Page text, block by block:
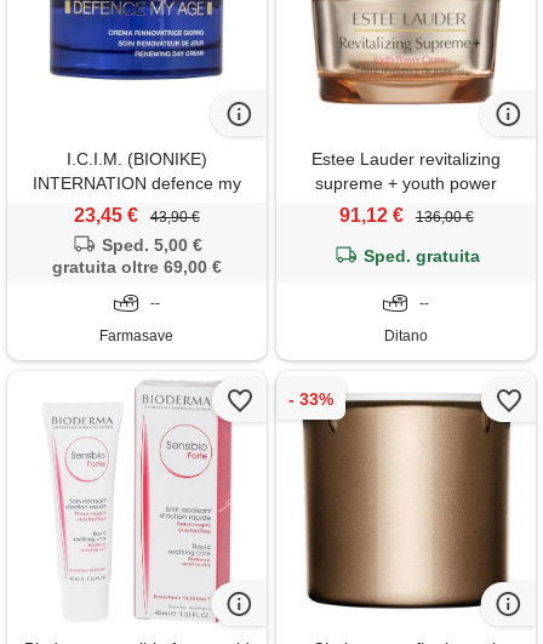
I.C.I.M. (BIONIKE)
INTERNATION defence my
age crema gg 50ml
23,45 € 43,90 €
Sped. 5,00 €
gratuita oltre 69,00 €
--
Farmasave
Estee Lauder revitalizing
supreme + youth power
creme - 75 ml
91,12 € 136,00 €
Sped. gratuita
--
Ditano